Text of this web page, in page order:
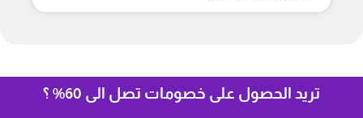
تريد الحصول على خصومات تصل الى 60% ؟